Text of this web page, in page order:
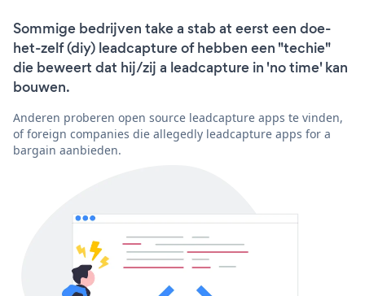
Sommige bedrijven take a stab at eerst een doe-
het-zelf (diy) leadcapture of hebben een "techie"
die beweert dat hij/zij a leadcapture in 'no time' kan
bouwen.
Anderen proberen open source leadcapture apps te vinden,
of foreign companies die allegedly leadcapture apps for a
bargain aanbieden.